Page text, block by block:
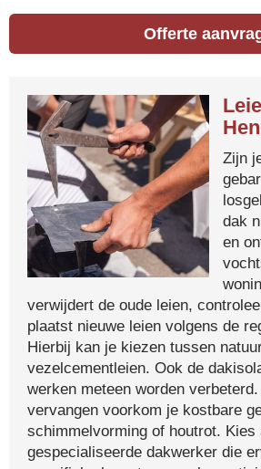
Offerte
Zijn
dak
en
verwijdert de oude leien,
plaatst nieuwe leien volgens de
Hierbij kan je kiezen tussen
vezelcementleien. Ook de
werken meteen worden
vervangen voorkom je kostbare
schimmelvorming of houtrot. Kies
gespecialiseerde dakwerker die